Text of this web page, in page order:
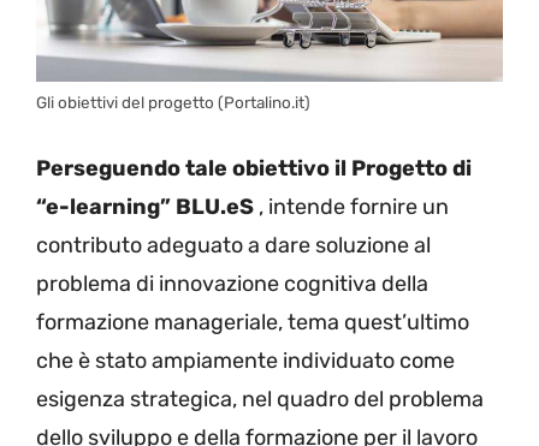
Gli obiettivi del progetto (Portalino.it)
Perseguendo tale obiettivo il Progetto di
“e-learning” BLU.eS , intende fornire un
contributo adeguato a dare soluzione al
problema di innovazione cognitiva della
formazione manageriale, tema quest’ultimo
che è stato ampiamente individuato come
esigenza strategica, nel quadro del problema
dello sviluppo e della formazione per il lavoro